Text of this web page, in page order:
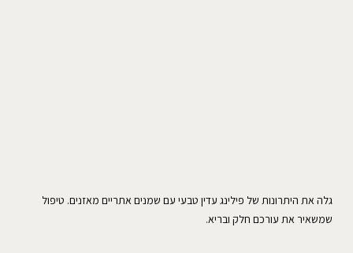
גלה את היתרונות של פילינג עדין טבעי עם שמנים אתריים מאזנים. טיפול
שמשאיר את עורכם חלק ובריא.